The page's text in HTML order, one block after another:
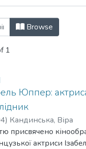
Театр. 2002.
Browse
1
Юппер:
) Кандинська, Віра
присвячено
актриси